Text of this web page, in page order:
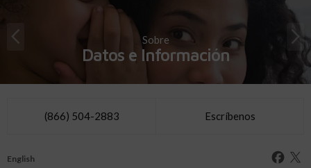
Sobre
Datos e Información
(866) 504-2883 Escríbenos
English